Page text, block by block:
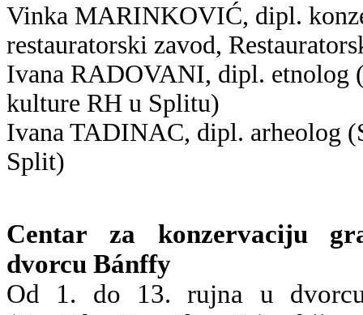
Vinka MARINKOVIĆ, dipl.
restauratorski zavod,
Ivana RADOVANI, dipl. etnolog
kulture RH u Splitu)
Ivana TADINAC, dipl. arheolog
Split)
Centar za konzervaciju
dvorcu Bánffy
Od 1. do 13. rujna u